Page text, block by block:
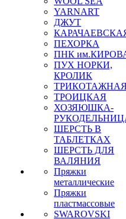
YARNART
ДЖУТ
ПЕХОРКА
ПНК
ПУХ НОРКИ,
КРОЛИК
ТРОИЦКАЯ
ХОЗЯЮШКА-
ШЕРСТЬ В
ТАБЛЕТКАХ
ШЕРСТЬ ДЛЯ
ВАЛЯНИЯ
Пряжки
металлические
Пряжки
пластмассовые
SWAROVSKI